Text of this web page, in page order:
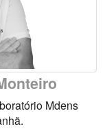
Mdens